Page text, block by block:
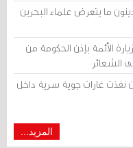
ما يتعرض علماء البحرين
الأئمة بإذن الحكومة من
الشعائر
نفذت غارات جوية سرية داخل
المزيد...